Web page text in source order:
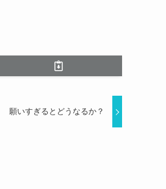
願いすぎるとどうなるか？